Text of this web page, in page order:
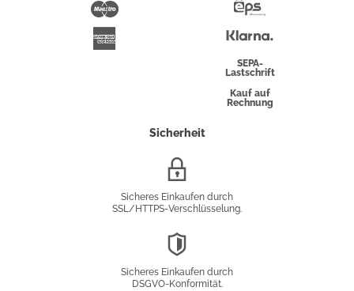
Maestro
Überweisung
SEPA-
Lastschrift
Kauf auf
Rechnung
Sicherheit
Sicheres Einkaufen durch
SSL/HTTPS-Verschlüsselung.
Sicheres Einkaufen durch
DSGVO-Konformität.